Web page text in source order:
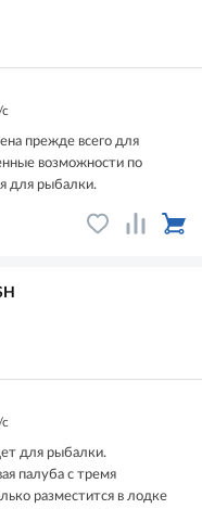
прежде всего для
возможности по
для рыбалки.
для рыбалки.
палуба с тремя
разместится в лодке